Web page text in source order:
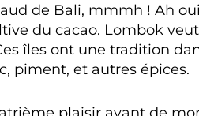
de Bali, mmmh ! Ah
du cacao. Lombok
îles ont une tradition
piment, et autres épices.